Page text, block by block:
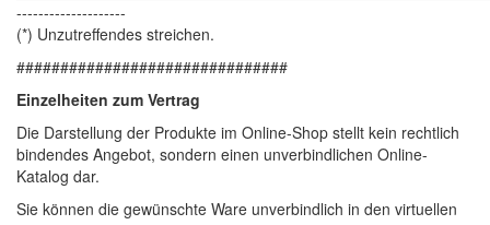
--------------------
(*) Unzutreffendes streichen.
###############################
Einzelheiten zum Vertrag
Die Darstellung der Produkte im Online-Shop stellt kein rechtlich
bindendes Angebot, sondern einen unverbindlichen Online-
Katalog dar.
Sie können die gewünschte Ware unverbindlich in den virtuellen